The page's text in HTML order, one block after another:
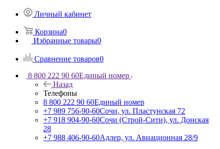
Личный кабинет
Корзина0
Избранные товары0
Сравнение товаров0
8 800 222 90 60Единый номер
Назад
Телефоны
8 800 222 90 60Единый номер
+7 989 756-90-60Сочи, ул. Пластунская 72
+7 918 904-90-60Сочи (Строй-Сити), ул. Донская
28
+7 988 406-90-60Адлер, ул. Авиационная 28/9